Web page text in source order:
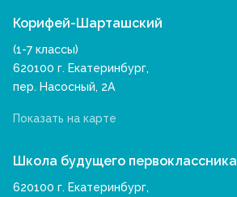
Корифей-Шарташский
(1-7 классы)
620100 г. Екатеринбург,
пер. Насосный, 2А
Показать на карте
Школа будущего первоклассника
620100 г. Екатеринбург,